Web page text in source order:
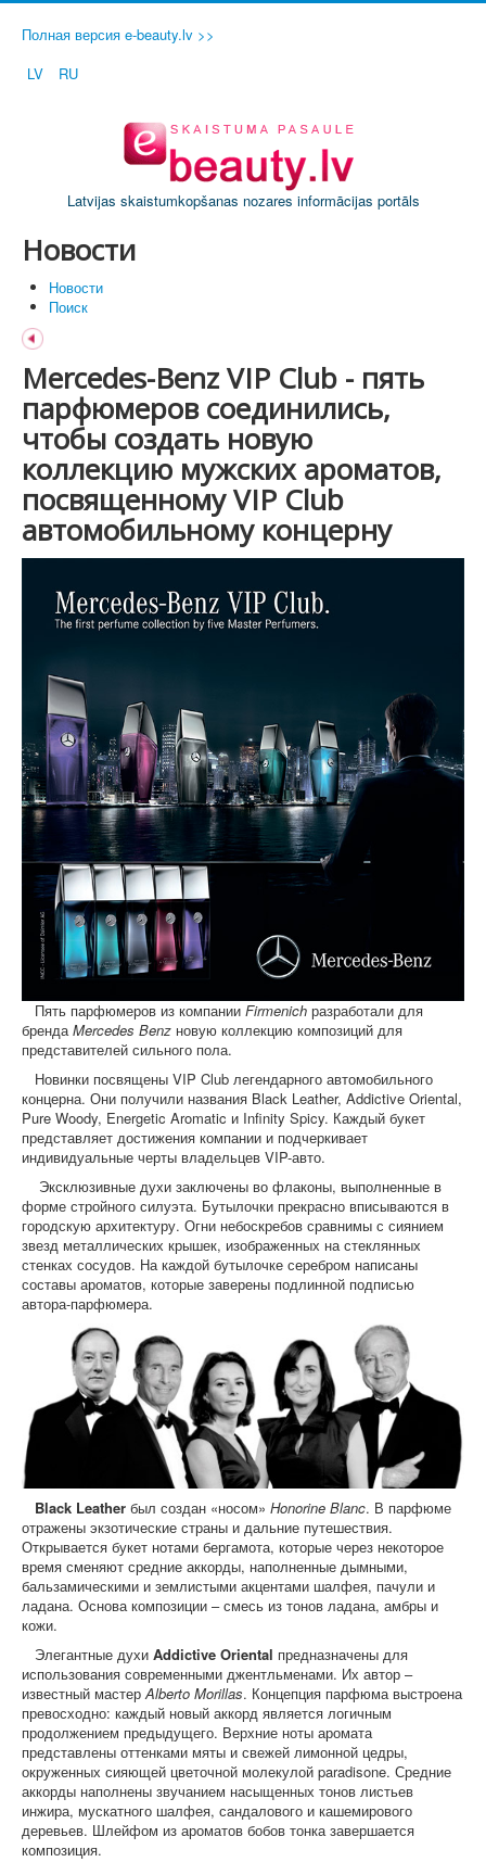
Полная версия e-beauty.lv >>
LV
RU
Latvijas skaistumkopšanas nozares informācijas portāls
Новости
Новости
Поиск
Mercedes-Benz VIP Club - пять
парфюмеров соединились,
чтобы создать новую
коллекцию мужских ароматов,
посвященному VIP Club
автомобильному концерну
Пять парфюмеров из компании Firmenich разработали для
бренда Mercedes Benz новую коллекцию композиций для
представителей сильного пола.
Новинки посвящены VIP Club легендарного автомобильного
концерна. Они получили названия Black Leather, Addictive Oriental,
Pure Woody, Energetic Aromatic и Infinity Spicy. Каждый букет
представляет достижения компании и подчеркивает
индивидуальные черты владельцев VIP-авто.
Эксклюзивные духи заключены во флаконы, выполненные в
форме стройного силуэта. Бутылочки прекрасно вписываются в
городскую архитектуру. Огни небоскребов сравнимы с сиянием
звезд металлических крышек, изображенных на стеклянных
стенках сосудов. На каждой бутылочке серебром написаны
составы ароматов, которые заверены подлинной подписью
автора-парфюмера.
Black Leather был создан «носом» Honorine Blanc. В парфюме
отражены экзотические страны и дальние путешествия.
Открывается букет нотами бергамота, которые через некоторое
время сменяют средние аккорды, наполненные дымными,
бальзамическими и землистыми акцентами шалфея, пачули и
ладана. Основа композиции – смесь из тонов ладана, амбры и
кожи.
Элегантные духи Addictive Oriental предназначены для
использования современными джентльменами. Их автор –
известный мастерAlberto Morillas. Концепция парфюма выстроена
превосходно: каждый новый аккорд является логичным
продолжением предыдущего. Верхние ноты аромата
представлены оттенками мяты и свежей лимонной цедры,
окруженных сияющей цветочной молекулой paradisone. Средние
аккорды наполнены звучанием насыщенных тонов листьев
инжира, мускатного шалфея, сандалового и кашемирового
деревьев. Шлейфом из ароматов бобов тонка завершается
композиция.